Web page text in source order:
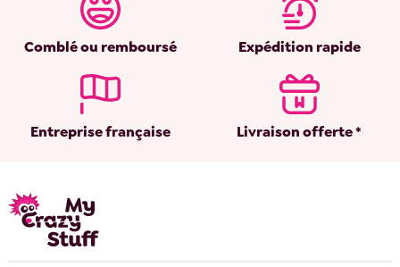
Comblé ou remboursé Expédition rapide
Entreprise française Livraison offerte *